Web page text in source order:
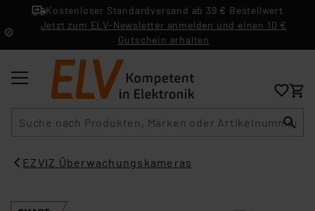
Kostenloser Standardversand ab 39 € Bestellwert
Jetzt zum ELV-Newsletter anmelden und einen 10 €
Gutschein erhalten
EZVIZ Überwachungskameras